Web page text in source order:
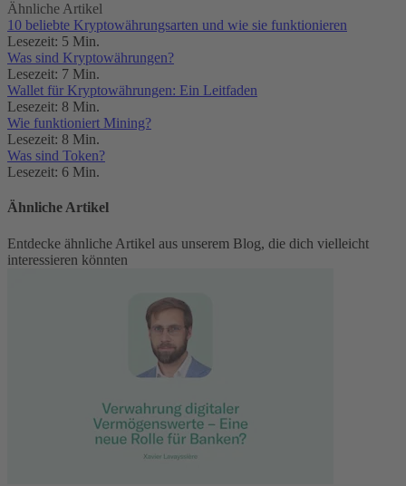
Ähnliche Artikel
10 beliebte Kryptowährungsarten und wie sie funktionieren
Lesezeit: 5 Min.
Was sind Kryptowährungen?
Lesezeit: 7 Min.
Wallet für Kryptowährungen: Ein Leitfaden
Lesezeit: 8 Min.
Wie funktioniert Mining?
Lesezeit: 8 Min.
Was sind Token?
Lesezeit: 6 Min.
Ähnliche Artikel
Entdecke ähnliche Artikel aus unserem Blog, die dich vielleicht
interessieren könnten